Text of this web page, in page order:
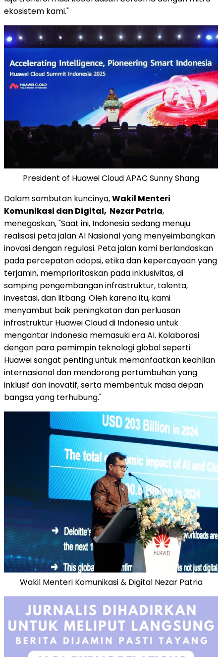
ekosistem kami."
President of Huawei Cloud APAC Sunny Shang
Dalam sambutan kuncinya,Wakil Menteri
Komunikasi dan Digital, Nezar Patria,
menegaskan, "Saat ini, Indonesia sedang menuju
realisasi peta jalan AI Nasional yang menyeimbangkan
inovasi dengan regulasi. Peta jalan kami berlandaskan
pada percepatan adopsi, etika dan kepercayaan yang
terjamin, memprioritaskan pada inklusivitas, di
samping pengembangan infrastruktur, talenta,
investasi, dan litbang. Oleh karena itu, kami
menyambut baik peningkatan dan perluasan
infrastruktur Huawei Cloud di Indonesia untuk
mengantar Indonesia memasuki era AI. Kolaborasi
dengan para pemimpin teknologi global seperti
Huawei sangat penting untuk memanfaatkan keahlian
internasional dan mendorong pertumbuhan yang
inklusif dan inovatif, serta membentuk masa depan
bangsa yang terhubung."
Wakil Menteri Komunikasi & Digital Nezar Patria